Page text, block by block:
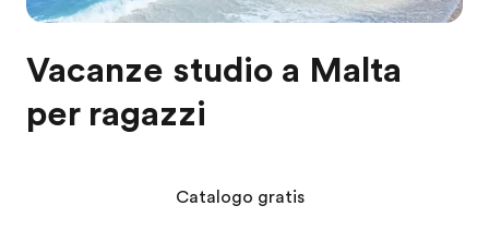
Vacanze studio a Malta
per ragazzi
Catalogo gratis